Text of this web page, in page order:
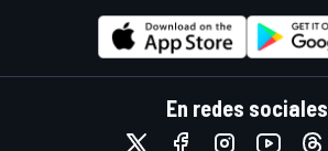
En redes sociales